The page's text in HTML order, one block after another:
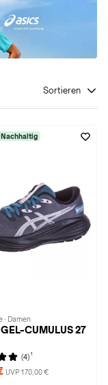
Sortieren
Nachhaltig
· Damen
GEL-CUMULUS 27
(4) 1
UVP 170,00 €